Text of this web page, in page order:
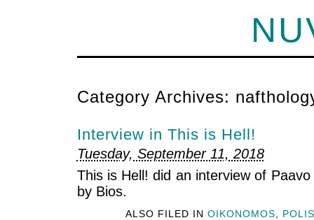
Category Archives:
Interview in This is Hell!
Tuesday, September 11, 2018
This is Hell! did an interview of
by Bios.
ALSO FILED IN OIKONOMOS POLIS